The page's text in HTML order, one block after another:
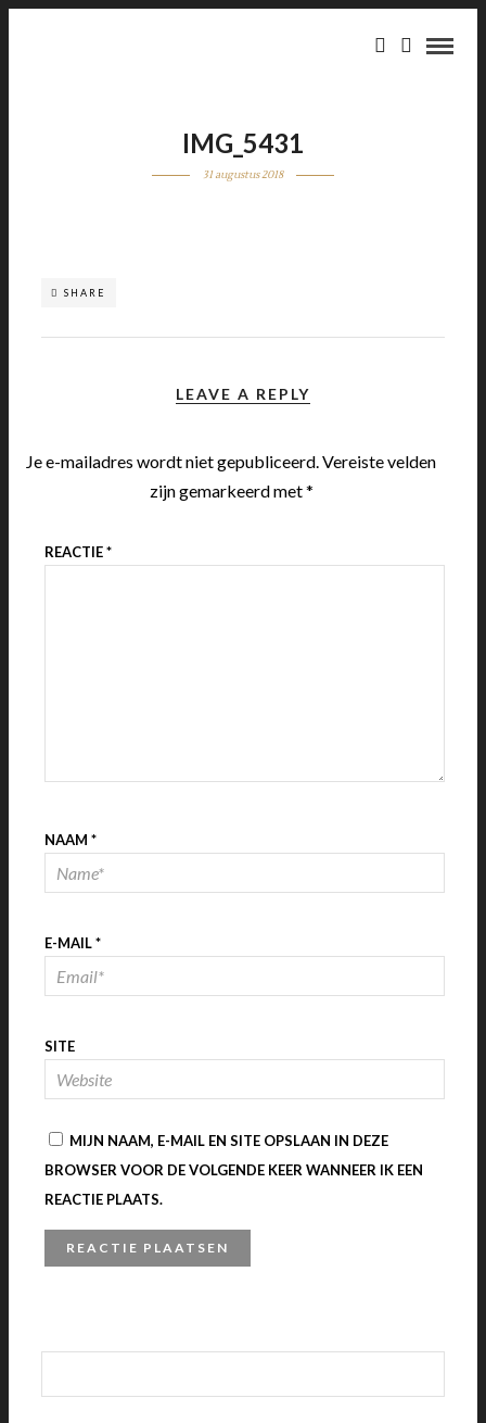
IMG_5431
31 augustus 2018
SHARE
LEAVE A REPLY
Je e-mailadres wordt niet gepubliceerd.Vereiste velden
zijn gemarkeerd met*
REACTIE*
NAAM *
E-MAIL*
SITE
MIJN NAAM, E-MAIL EN SITE OPSLAAN IN DEZE
BROWSER VOOR DE VOLGENDE KEER WANNEER IK EEN
REACTIE PLAATS.